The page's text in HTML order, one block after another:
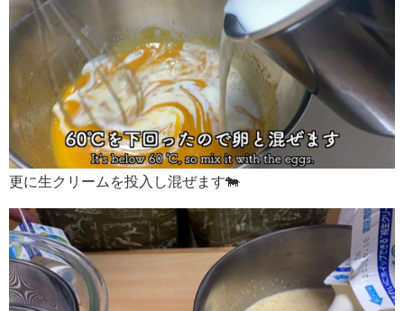
更に生クリームを投入し混ぜます🐄